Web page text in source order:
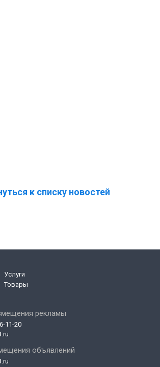
к списку новостей
рекламы
11-20
объявлений
Услуги
Товары